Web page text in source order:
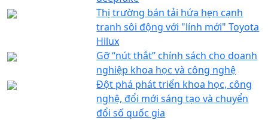
Thị trường bán tải hứa hẹn cạnh
tranh sôi động với "lính mới" Toyota
Hilux
Gỡ “nút thắt” chính sách cho doanh
nghiệp khoa học và công nghệ
Đột phá phát triển khoa học, công
nghệ, đổi mới sáng tạo và chuyển
đổi số quốc gia